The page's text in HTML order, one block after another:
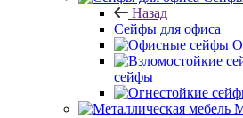
Назад
Сейфы для офиса
сейфы